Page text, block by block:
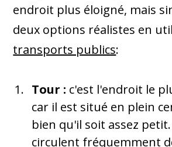
endroit plus éloigné, mais
deux options réalistes en
transports publics:
Tour : c'est l'endroit le
car il est situé en plein
bien qu'il soit assez
circulent fréquemment